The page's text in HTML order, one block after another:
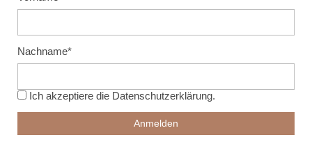
Nachname*
Ich akzeptiere die Datenschutzerklärung.